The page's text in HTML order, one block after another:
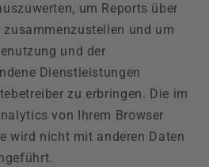
um Reports über
und um
und der
Dienstleistungen
zu erbringen. Die im
von Ihrem Browser
wird nicht mit anderen Daten